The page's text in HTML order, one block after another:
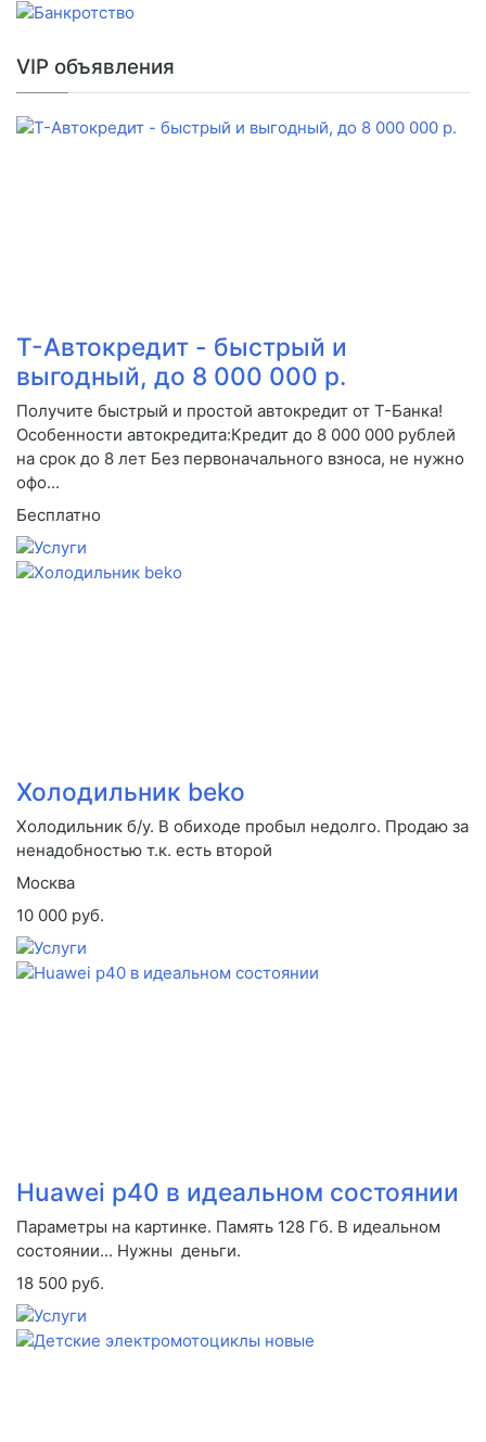
VIP объявления
Т-Автокредит - быстрый и
выгодный, до 8 000 000 р.
Получите быстрый и простой автокредит от Т-Банка!
Особенности автокредита:Кредит до 8 000 000 рублей
на срок до 8 лет Без первоначального взноса, не нужно
офо...
Бесплатно
Холодильник beko
Холодильник б/у. В обиходе пробыл недолго. Продаю за
ненадобностью т.к. есть второй
Москва
10 000 руб.
Huawei p40 в идеальном состоянии
Параметры на картинке. Память 128 Гб. В идеальном
состоянии... Нужны деньги.
18 500 руб.